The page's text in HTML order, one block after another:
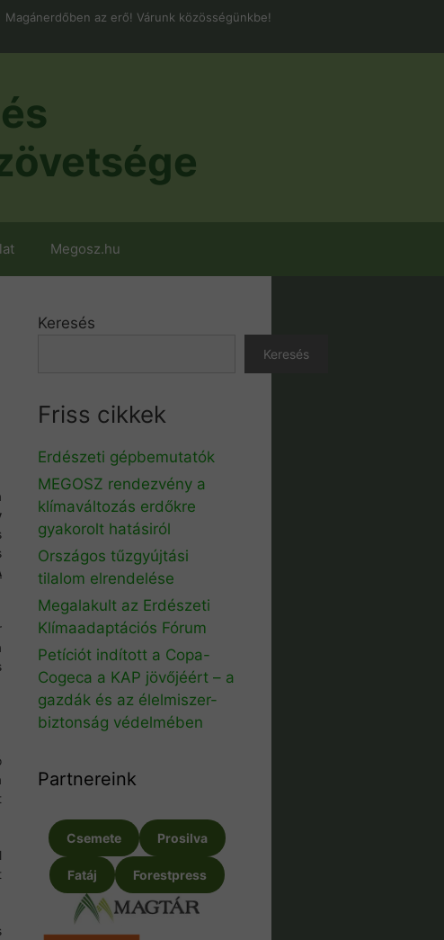
Magánerdőben az erő! Várunk közösségünkbe!
Megosz.hu
Keresés
Keresés
Friss cikkek
Erdészeti gépbemutatók
MEGOSZ rendezvény a
klímaváltozás erdőkre
gyakorolt hatásiról
Országos tűzgyújtási
tilalom elrendelése
Megalakult az Erdészeti
Klímaadaptációs Fórum
Petíciót indított a Copa-
Cogeca a KAP jövőjéért – a
gazdák és az élelmiszer-
biztonság védelmében
Partnereink
Csemete Prosilva
Fatáj Forestpress